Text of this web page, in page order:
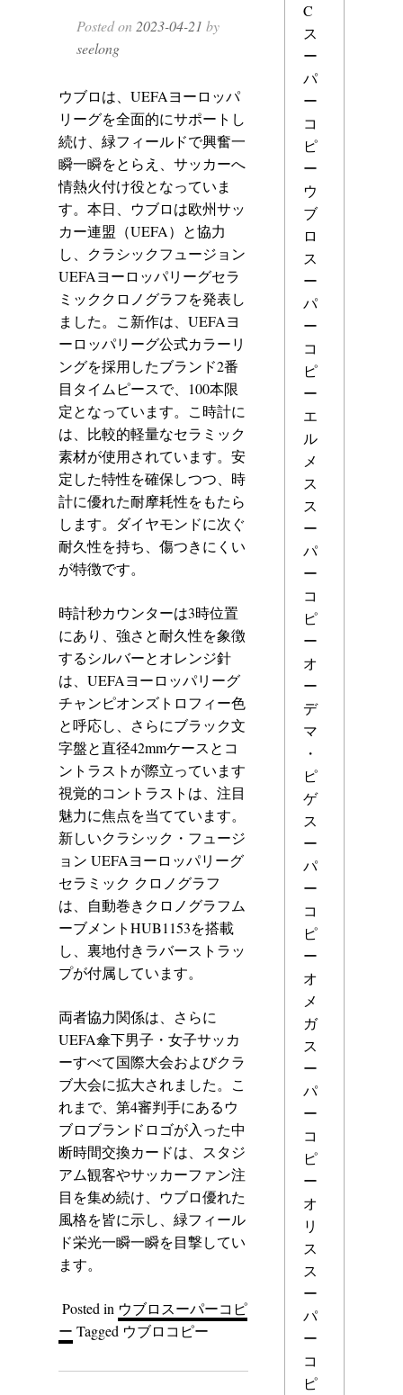
Posted on 2023-04-21 by
seelong
ウブロは、UEFAヨーロッパ
リーグを全面的にサポートし
続け、緑フィールドで興奮一
瞬一瞬をとらえ、サッカーへ
情熱火付け役となっていま
す。本日、ウブロは欧州サッ
カー連盟（UEFA）と協力
し、クラシックフュージョン
UEFAヨーロッパリーグセラ
ミッククロノグラフを発表し
ました。こ新作は、UEFAヨ
ーロッパリーグ公式カラーリ
ングを採用したブランド2番
目タイムピースで、100本限
定となっています。こ時計に
は、比較的軽量なセラミック
素材が使用されています。安
定した特性を確保しつつ、時
計に優れた耐摩耗性をもたら
します。ダイヤモンドに次ぐ
耐久性を持ち、傷つきにくい
が特徴です。
時計秒カウンターは3時位置
にあり、強さと耐久性を象徴
するシルバーとオレンジ針
は、UEFAヨーロッパリーグ
チャンピオンズトロフィー色
と呼応し、さらにブラック文
字盤と直径42mmケースとコ
ントラストが際立っています
視覚的コントラストは、注目
魅力に焦点を当てています。
新しいクラシック・フュージ
ョン UEFAヨーロッパリーグ
セラミック クロノグラフ
は、自動巻きクロノグラフム
ーブメントHUB1153を搭載
し、裏地付きラバーストラッ
プが付属しています。
両者協力関係は、さらに
UEFA傘下男子・女子サッカ
ーすべて国際大会およびクラ
ブ大会に拡大されました。こ
れまで、第4審判手にあるウ
ブロブランドロゴが入った中
断時間交換カードは、スタジ
アム観客やサッカーファン注
目を集め続け、ウブロ優れた
風格を皆に示し、緑フィール
ド栄光一瞬一瞬を目撃してい
ます。
Posted in ウブロスーパーコピ
ー Tagged ウブロコピー
C
ス
ー
パ
ー
コ
ピ
ー
ウ
ブ
ロ
ス
ー
パ
ー
コ
ピ
ー
エ
ル
メ
ス
ス
ー
パ
ー
コ
ピ
ー
オ
ー
デ
マ
・
ピ
ゲ
ス
ー
パ
ー
コ
ピ
ー
オ
メ
ガ
ス
ー
パ
ー
コ
ピ
ー
オ
リ
ス
ス
ー
パ
ー
コ
ピ